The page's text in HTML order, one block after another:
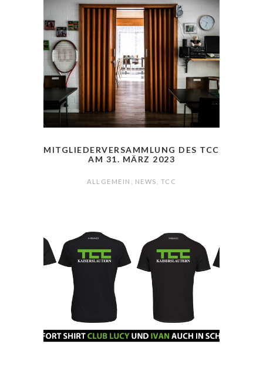
MITGLIEDERVERSAMMLUNG DES TCC
AM 31. MÄRZ 2023
ALLGEMEIN NEWS TCC